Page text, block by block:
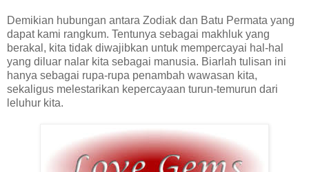
Demikian hubungan antara Zodiak dan Batu Permata yang
dapat kami rangkum. Tentunya sebagai makhluk yang
berakal, kita tidak diwajibkan untuk mempercayai hal-hal
yang diluar nalar kita sebagai manusia. Biarlah tulisan ini
hanya sebagai rupa-rupa penambah wawasan kita,
sekaligus melestarikan kepercayaan turun-temurun dari
leluhur kita.